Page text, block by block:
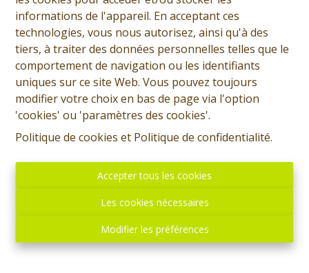
informations de l'appareil. En acceptant ces
technologies, vous nous autorisez, ainsi qu'à des
tiers, à traiter des données personnelles telles que le
comportement de navigation ou les identifiants
uniques sur ce site Web. Vous pouvez toujours
modifier votre choix en bas de page via l'option
'cookies' ou 'paramètres des cookies'.
Politique de cookies et Politique de confidentialité.
Accepter tous les cookies
Les cookies nécessaires
Modifier les préférences
Demande d'informations
+32 (0)65 31 96 96
3 1 130 m²
SOUS OPTION - PLUS DE VISITE - Prix: Offre à partir de
205.000 euros, frais d'agence non inclus et à charge de
l'acquéreur. Chouette maison habitable rapidement et
comprenant: Sous-sol: Cave. Rez: Hall d'entrée, salon,
salle à manger, cuisine équipée, wc séparé, terrasse,
jardin Etage: Hall de nuit menant vers une chambre